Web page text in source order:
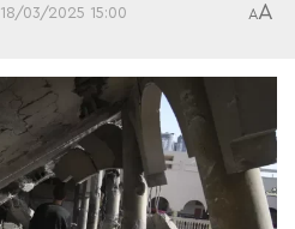
18/03/2025 15:00 AA